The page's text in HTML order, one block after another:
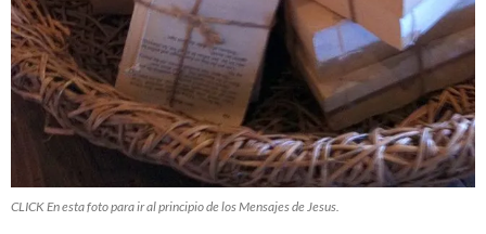
CLICK En esta foto para ir al principio de los Mensajes de Jesus.